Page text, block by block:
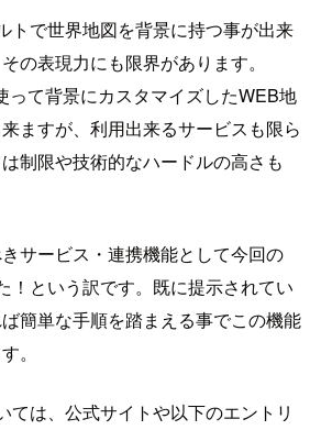
トで世界地図を背景に持つ事が出来
の表現力にも限界があります。
って背景にカスタマイズしたWEB地
ますが、利用出来るサービスも限ら
制限や技術的なハードルの高さも
サービス・連携機能として今回の
！という訳です。既に提示されてい
簡単な手順を踏まえる事でこの機能
。
ては、公式サイトや以下のエントリ